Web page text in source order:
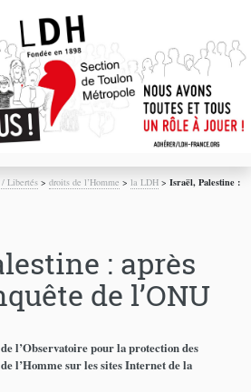
Libertés >droits de l’Homme >la LDH >Israël, Palestine :
: après
de l’ONU
l’Observatoire pour la protection des
l’Homme sur les sites Internet de la